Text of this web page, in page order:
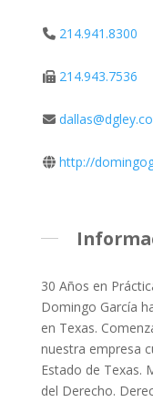
214.941.8300
214.943.7536
http://
30 Años en
Domingo García
en Texas.
nuestra empresa
Estado de Texas.
del Derecho.